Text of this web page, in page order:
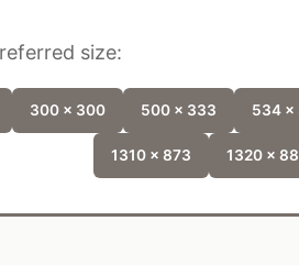
size:
300 x 300 500 x 333 534 x
1310 x 873 1320 x